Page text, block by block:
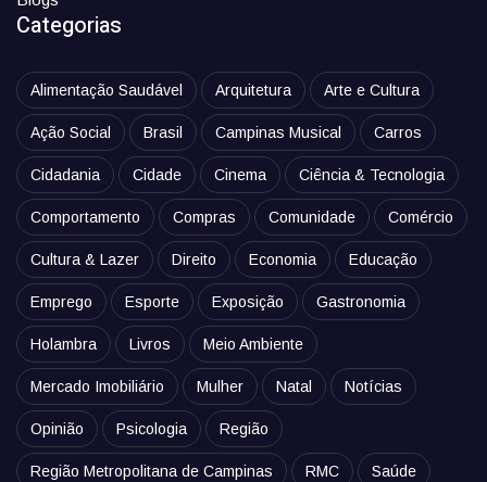
Categorias
Alimentação Saudável Arquitetura Arte e Cultura
Ação Social Brasil Campinas Musical Carros
Cidadania Cidade Cinema Ciência & Tecnologia
Comportamento Compras Comunidade Comércio
Cultura & Lazer Direito Economia Educação
Emprego Esporte Exposição Gastronomia
Holambra Livros Meio Ambiente
Mercado Imobiliário Mulher Natal Notícias
Opinião Psicologia Região
Região Metropolitana de Campinas RMC Saúde